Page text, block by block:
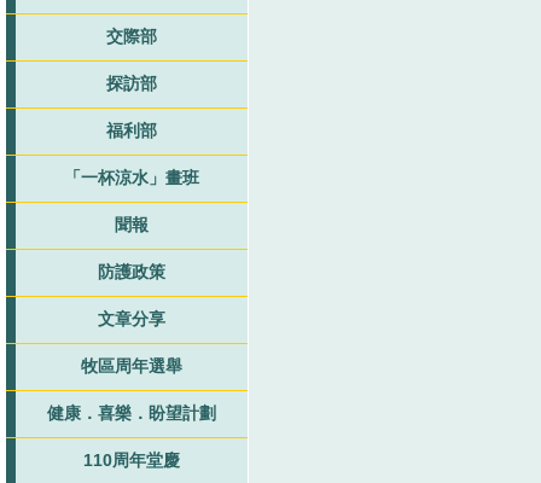
交際部
探訪部
福利部
「一杯涼水」畫班
聞報
防護政策
文章分享
牧區周年選舉
健康．喜樂．盼望計劃
110周年堂慶